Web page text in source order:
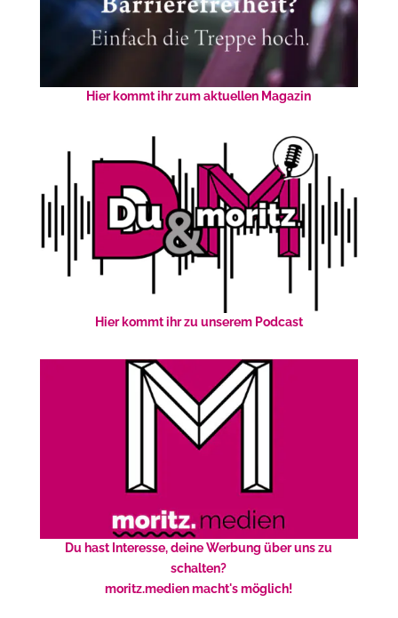
Hier kommt ihr zum aktuellen Magazin
Hier kommt ihr zu unserem Podcast
Du hast Interesse, deine Werbung über uns zu
schalten?
moritz.medien macht's möglich!